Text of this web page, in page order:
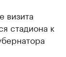
визита
стадиона к